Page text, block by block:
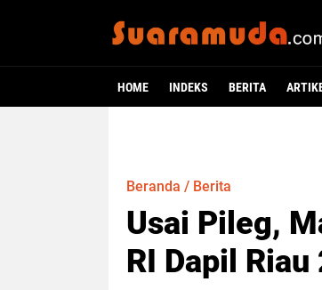
HOME INDEKS BERITA
Beranda / Berita
Usai Pileg,
RI Dapil